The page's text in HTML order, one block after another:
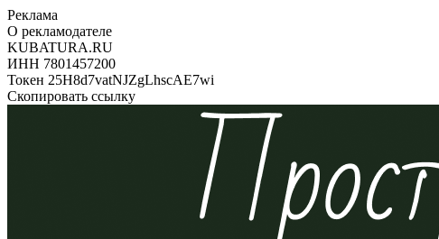
Реклама
О рекламодателе
KUBATURA.RU
ИНН 7801457200
Токен 25H8d7vatNJZgLhscAE7wi
Скопировать ссылку